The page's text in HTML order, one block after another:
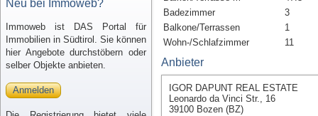
Neu bei Immoweb?
Immoweb ist DAS Portal für
Immobilien in Südtirol. Sie können
hier Angebote durchstöbern oder
selber Objekte anbieten.
Anmelden
Badezimmer
3
Balkone/Terrassen
1
Wohn-/Schlafzimmer
11
Anbieter
IGOR DAPUNT REAL ESTATE
Leonardo da Vinci Str., 16
39100 Bozen (BZ)